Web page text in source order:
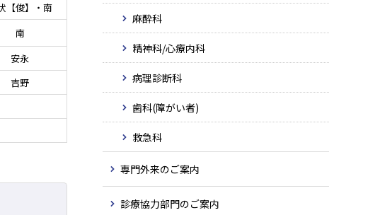
【俊】・南
南
安永
吉野
麻酔科
精神科/心療内科
病理診断科
歯科(障がい者)
救急科
専門外来のご案内
診療協力部門のご案内